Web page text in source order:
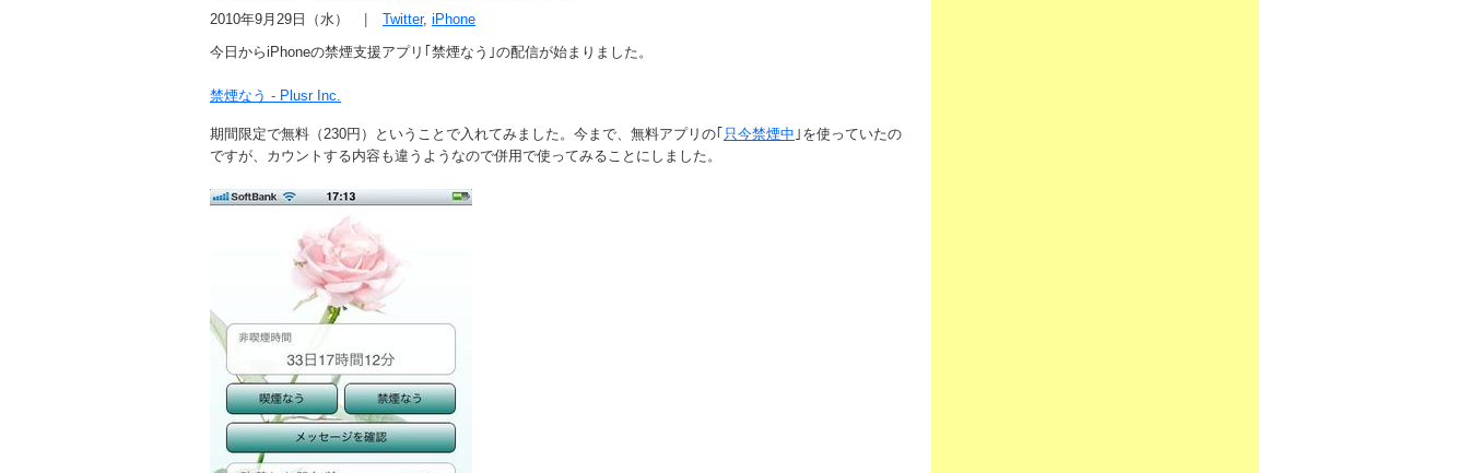
2010年9月29日（水） Twitter, iPhone
今日からiPhoneの禁煙支援アプリ｢禁煙なう｣の配信が始まりました。
禁煙なう - Plusr Inc.
期間限定で無料（230円）ということで入れてみました。今まで、無料アプリの｢ 只今禁煙中 ｣を使っていたの
ですが、カウントする内容も違うようなので併用で使ってみることにしました。